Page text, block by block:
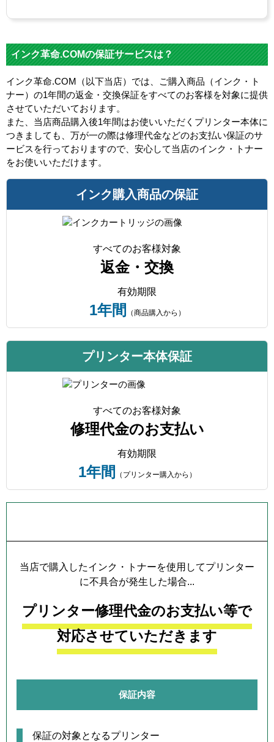
インク革命.COMの保証サービスは？
インク革命.COM（以下当店）では、ご購入商品（インク・ト
ナー）の1年間の返金・交換保証をすべてのお客様を対象に提供
させていただいております。
また、当店商品購入後1年間はお使いいただくプリンター本体に
つきましても、万が一の際は修理代金などのお支払い保証のサ
ービスを行っておりますので、安心して当店のインク・トナー
をお使いいただけます。
インク購入商品の保証
すべてのお客様対象
返金・交換
有効期限
1年間 （商品購入から）
プリンター本体保証
すべてのお客様対象
修理代金のお支払い
有効期限
1年間 （プリンター購入から）
当店で購入したインク・トナーを使用してプリンター
に不具合が発生した場合...
プリンター修理代金のお支払い等で
対応させていただきます
保証内容
保証の対象となるプリンター